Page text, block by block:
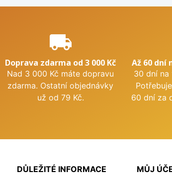
local_shipping
Doprava zdarma od 3 000 Kč
Nad 3 000 Kč máte dopravu
zdarma. Ostatní objednávky
už od 79 Kč.
Až 60 dní
30 dní na
60 dní za
DŮLEŽITÉ INFORMACE
MŮJ